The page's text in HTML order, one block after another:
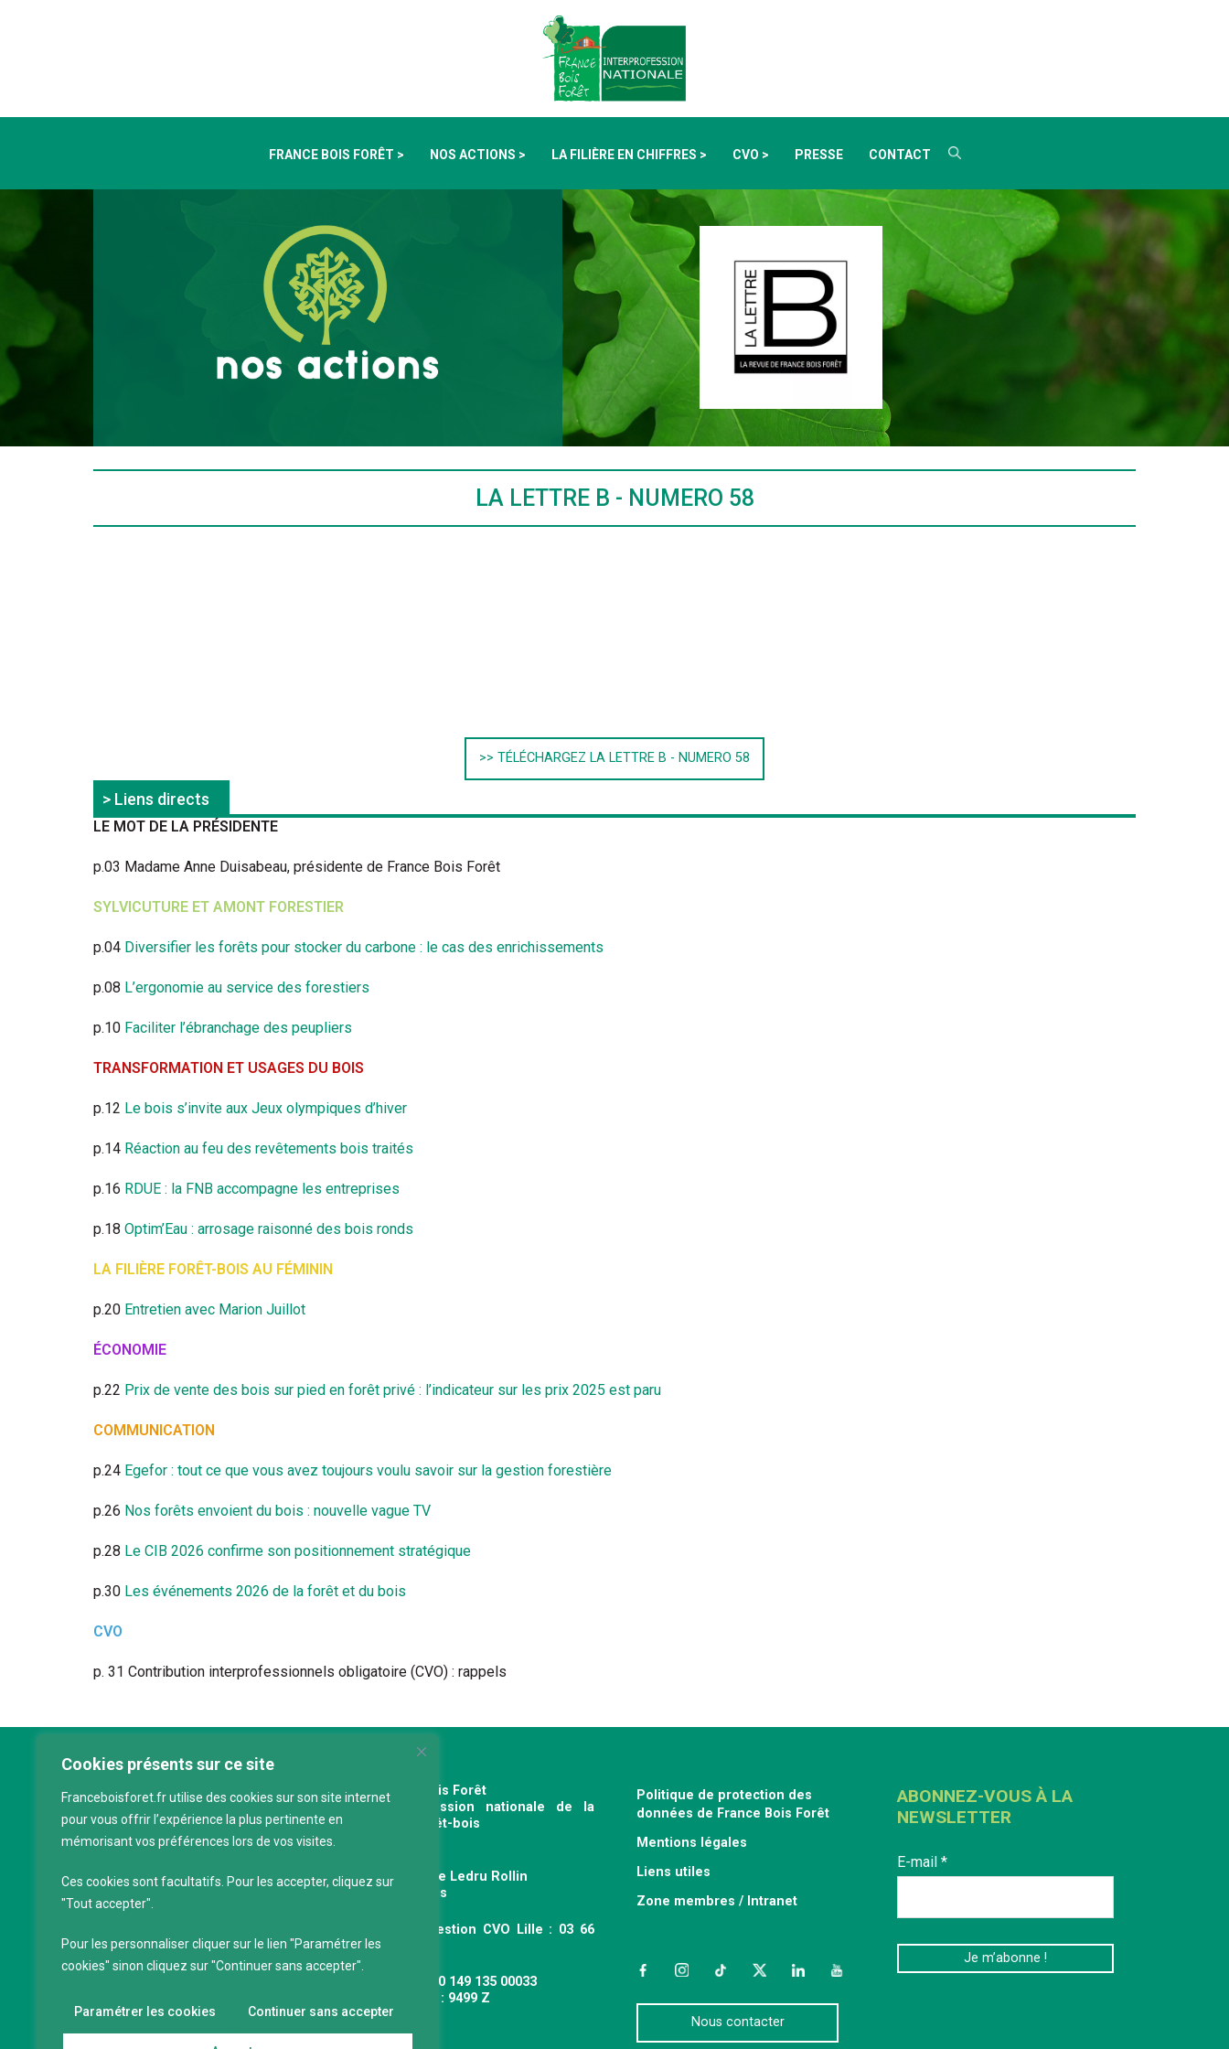
Cookies présents sur ce site
Franceboisforet.fr utilise des cookies sur son site internet
pour vous offrir l’expérience la plus pertinente en
mémorisant vos préférences lors de vos visites.
Ces cookies sont facultatifs. Pour les accepter, cliquez sur
"Tout accepter".
Pour les personnaliser cliquer sur le lien "Paramétrer les
cookies" sinon cliquez sur "Continuer sans accepter".
Paramétrer les cookies Continuer sans accepter
FRANCE BOIS FORÊT > NOS ACTIONS > LA FILIÈRE EN CHIFFRES > CVO > PRESSE CONTACT
LA LETTRE B - NUMERO 58
>> TÉLÉCHARGEZ LA LETTRE B - NUMERO 58
> Liens directs
LE MOT DE LA PRÉSIDENTE
p.03 Madame Anne Duisabeau, présidente de France Bois Forêt
SYLVICUTURE ET AMONT FORESTIER
p.04 Diversifier les forêts pour stocker du carbone : le cas des enrichissements
p.08 L’ergonomie au service des forestiers
p.10 Faciliter l’ébranchage des peupliers
TRANSFORMATION ET USAGES DU BOIS
p.12 Le bois s’invite aux Jeux olympiques d’hiver
p.14 Réaction au feu des revêtements bois traités
p.16 RDUE : la FNB accompagne les entreprises
p.18 Optim’Eau : arrosage raisonné des bois ronds
LA FILIÈRE FORÊT-BOIS AU FÉMININ
p.20 Entretien avec Marion Juillot
ÉCONOMIE
p.22 Prix de vente des bois sur pied en forêt privé : l’indicateur sur les prix 2025 est paru
COMMUNICATION
p.24 Egefor : tout ce que vous avez toujours voulu savoir sur la gestion forestière
p.26 Nos forêts envoient du bois : nouvelle vague TV
p.28 Le CIB 2026 confirme son positionnement stratégique
p.30 Les événements 2026 de la forêt et du bois
CVO
p. 31 Contribution interprofessionnels obligatoire (CVO) : rappels
France Bois Forêt
Interprofession nationale de la
filière forêt-bois
120 avenue Ledru Rollin
75011 Paris
Service gestion CVO Lille : 03 66
88 39 63
SIRET : 490 149 135 00033
Code APE : 9499 Z
Politique de protection des
données de France Bois Forêt
Mentions légales
Liens utiles
Zone membres / Intranet
FacebookInstagramTikTokTwitterLinkedInYouTube
Nous contacter
ABONNEZ-VOUS À LA
NEWSLETTER
E-mail *